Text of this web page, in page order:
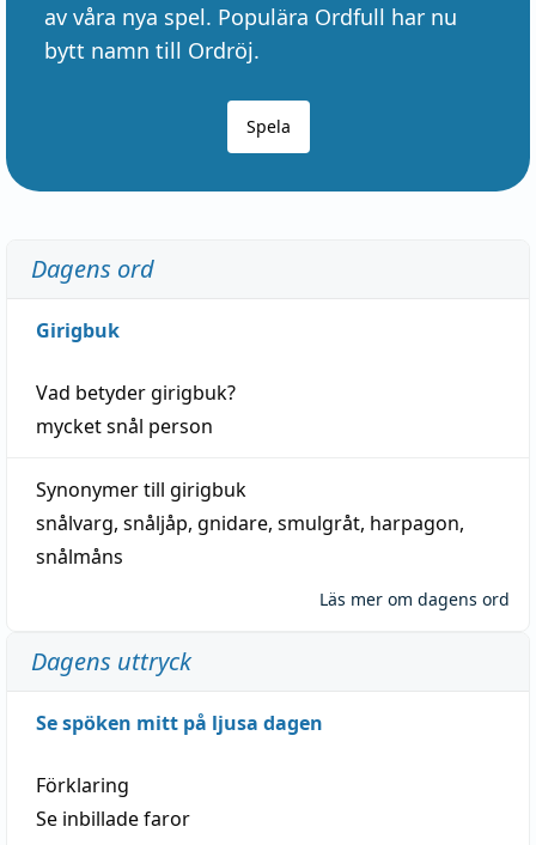
av våra nya spel. Populära Ordfull har nu
bytt namn till Ordröj.
Spela
Dagens ord
Girigbuk
Vad betydergirigbuk?
mycketsnål person
Synonymer till girigbuk
snålvarg, snåljåp, gnidare, smulgråt, harpagon,
snålmåns
Läs mer om dagens ord
Dagens uttryck
Se spöken mitt på ljusa dagen
Förklaring
Se inbillade faror